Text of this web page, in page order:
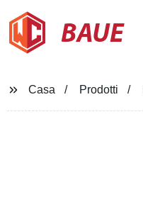
BAUE
Casa Prodotti